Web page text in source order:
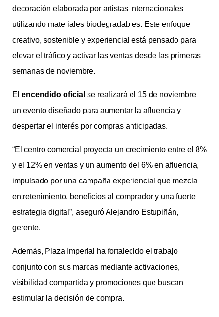
decoración elaborada por artistas internacionales
utilizando materiales biodegradables. Este enfoque
creativo, sostenible y experiencial está pensado para
elevar el tráfico y activar las ventas desde las primeras
semanas de noviembre.
El encendido oficial se realizará el 15 de noviembre,
un evento diseñado para aumentar la afluencia y
despertar el interés por compras anticipadas.
“El centro comercial proyecta un crecimiento entre el 8%
y el 12% en ventas y un aumento del 6% en afluencia,
impulsado por una campaña experiencial que mezcla
entretenimiento, beneficios al comprador y una fuerte
estrategia digital”, aseguró Alejandro Estupiñán,
gerente.
Además, Plaza Imperial ha fortalecido el trabajo
conjunto con sus marcas mediante activaciones,
visibilidad compartida y promociones que buscan
estimular la decisión de compra.